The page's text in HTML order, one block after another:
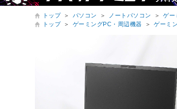
トップ ＞ パソコン ＞ ノートパソコン ＞
ゲー
トップ
＞ ゲーミングPC・周辺機器 ＞ ゲーミ